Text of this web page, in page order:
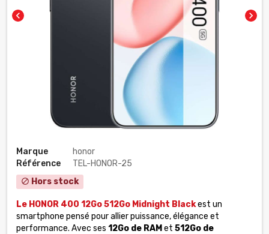
chevron_left chevron_right
Marque
honor
Référence
TEL-HONOR-25
block Hors stock
Le HONOR 400 12Go 512Go Midnight Blackest un
smartphone pensé pour allier puissance, élégance et
performance. Avec ses 12Go de RAM et 512Go de